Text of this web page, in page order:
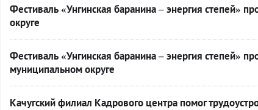
Фестиваль «Унгинская баранина – энергия степей»
округе
Фестиваль «Унгинская баранина – энергия степей»
муниципальном округе
Качугский филиал Кадрового центра помог